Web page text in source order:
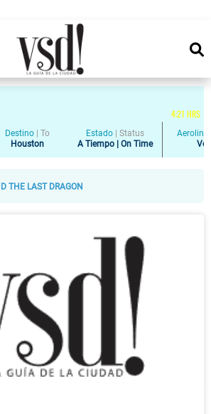
4:21 HRS
Destino
To
Houston
Estado
Status
A Tiempo | On Time
THE LAST DRAGON